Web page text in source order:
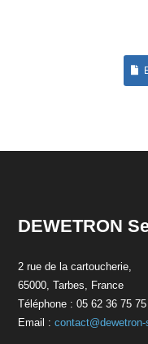
DEWETRON
2 rue de la cartoucherie,
65000, Tarbes, France
Téléphone : 05 62 36 75 75
Email :